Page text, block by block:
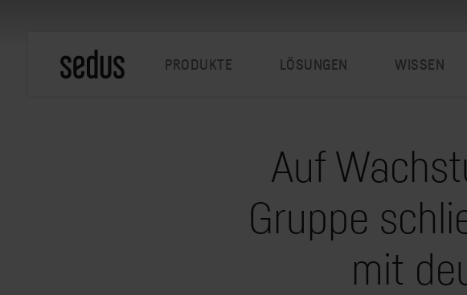
PRODUKTE LÖSUNGEN WISSEN
Auf
Gruppe
mit